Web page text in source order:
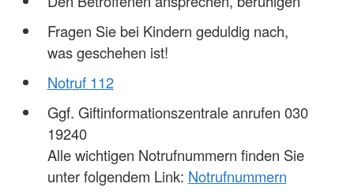
Fragen Sie bei Kindern geduldig nach,
was geschehen ist!
Notruf 112
Ggf. Giftinformationszentrale anrufen 030
19240
Alle wichtigen Notrufnummern finden Sie
unter folgendem Link: Notrufnummern